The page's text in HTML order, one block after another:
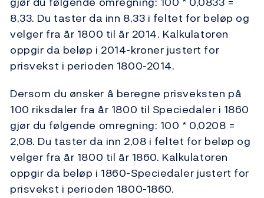
8,33. Du taster da inn 8,33 i feltet for beløp og
velger fra år 1800 til år 2014. Kalkulatoren
oppgir da beløp i 2014-kroner justert for
prisvekst i perioden 1800-2014.
Dersom du ønsker å beregne prisveksten på
100 riksdaler fra år 1800 til Speciedaler i 1860
gjør du følgende omregning: 100 * 0,0208 =
2,08. Du taster da inn 2,08 i feltet for beløp og
velger fra år 1800 til år 1860. Kalkulatoren
oppgir da beløp i 1860-Speciedaler justert for
prisvekst i perioden 1800-1860.